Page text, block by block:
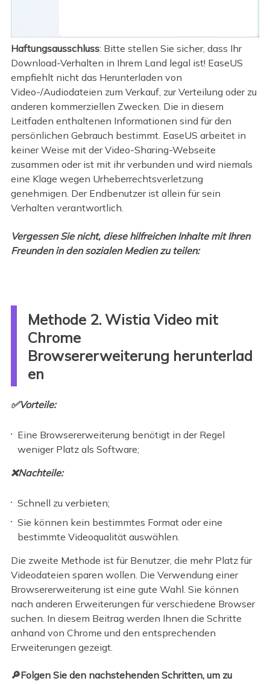
Haftungsausschluss: Bitte stellen Sie sicher, dass Ihr
Download-Verhalten in Ihrem Land legal ist! EaseUS
empfiehlt nicht das Herunterladen von
Video-/Audiodateien zum Verkauf, zur Verteilung oder zu
anderen kommerziellen Zwecken. Die in diesem
Leitfaden enthaltenen Informationen sind für den
persönlichen Gebrauch bestimmt. EaseUS arbeitet in
keiner Weise mit der Video-Sharing-Webseite
zusammen oder ist mit ihr verbunden und wird niemals
eine Klage wegen Urheberrechtsverletzung
genehmigen. Der Endbenutzer ist allein für sein
Verhalten verantwortlich.
Vergessen Sie nicht, diese hilfreichen Inhalte mit Ihren
Freunden in den sozialen Medien zu teilen:
Methode 2. Wistia Video mit
Chrome
Browsererweiterung herunterlad
en
✅Vorteile:
Eine Browsererweiterung benötigt in der Regel
weniger Platz als Software;
❌Nachteile:
Schnell zu verbieten;
Sie können kein bestimmtes Format oder eine
bestimmte Videoqualität auswählen.
Die zweite Methode ist für Benutzer, die mehr Platz für
Videodateien sparen wollen. Die Verwendung einer
Browsererweiterung ist eine gute Wahl. Sie können
nach anderen Erweiterungen für verschiedene Browser
suchen. In diesem Beitrag werden Ihnen die Schritte
anhand von Chrome und den entsprechenden
Erweiterungen gezeigt.
🔎Folgen Sie den nachstehenden Schritten, um zu